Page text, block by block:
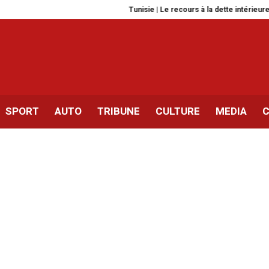
Tunisie | Le recours à la dette intérieure n’est
SPORT AUTO TRIBUNE CULTURE MEDIA